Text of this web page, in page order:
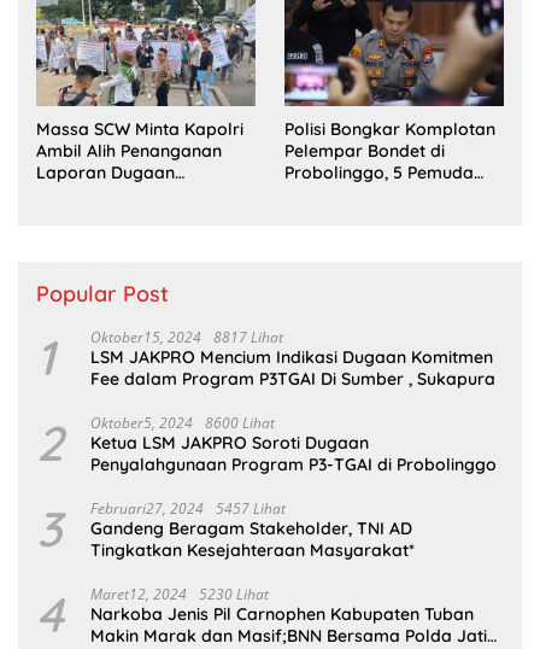
Massa SCW Minta Kapolri
Ambil Alih Penanganan
Laporan Dugaan
Polisi Bongkar Komplotan
Pelempar Bondet di
Probolinggo, 5 Pemuda
Popular Post
1 Oktober15, 2024 8817 Lihat
LSM JAKPRO Mencium Indikasi Dugaan Komitmen
Fee dalam Program P3TGAI Di Sumber , Sukapura
2 Oktober5, 2024 8600 Lihat
Ketua LSM JAKPRO Soroti Dugaan
Penyalahgunaan Program P3-TGAI di Probolinggo
3 Februari27, 2024 5457 Lihat
Gandeng Beragam Stakeholder, TNI AD
Tingkatkan Kesejahteraan Masyarakat*
4 Maret12, 2024 5230 Lihat
Narkoba Jenis Pil Carnophen Kabupaten Tuban
Makin Marak dan Masif;BNN Bersama Polda Jatim